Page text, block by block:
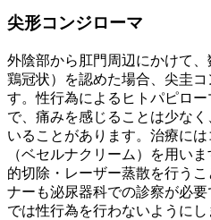
尖形コンジローマ
外陰部から肛門周辺にかけて、
鶏冠状）を認めた場合、尖圭
す。性行為によるヒトパピロ
で、痛みを感じることは少な
いることがあります。治療に
（ベセルナクリーム）を用い
的切除・レーザー蒸散を行う
ナーも泌尿器科での診察が必
では性行為を行わないように